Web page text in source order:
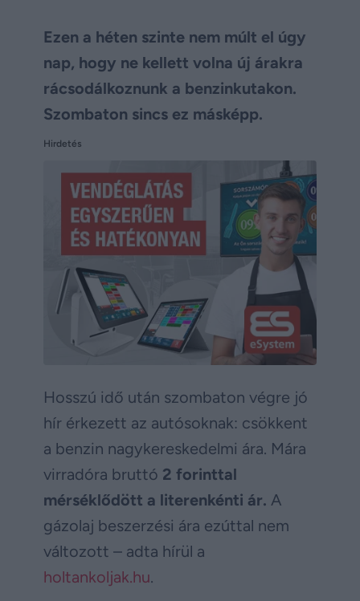
Ezen a héten szinte nem múlt el úgy
nap, hogy ne kellett volna új árakra
rácsodálkoznunk a benzinkutakon.
Szombaton sincs ez másképp.
Hirdetés
Hosszú idő után szombaton végre jó
hír érkezett az autósoknak: csökkent
a benzin nagykereskedelmi ára. Mára
virradóra bruttó 2 forinttal
mérséklődött a literenkénti ár. A
gázolaj beszerzési ára ezúttal nem
változott – adta hírül a
holtankoljak.hu.